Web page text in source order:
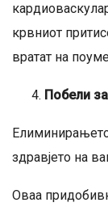
крвниот
вратат на
Побели
здравјето на
Оваа